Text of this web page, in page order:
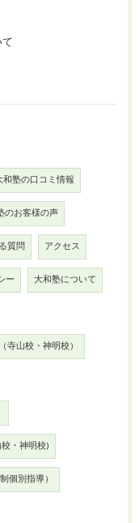
塾の口コミ情報
のお客様の声
質問 アクセス
ー 大和塾について
山校・神明校）
・神明校)
個別指導）